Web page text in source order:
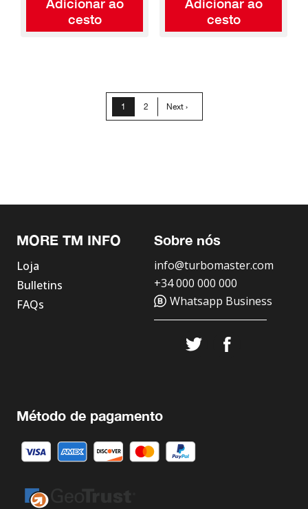
cesto
cesto
Paginação
Página
atual
1 Página
2
Próxima
Next ›
MORE TM INFO
Loja
Bulletins
FAQs
Sobre nós
info@turbomaster.com
+34 000 000 000
Whatsapp Business
Método de pagamento